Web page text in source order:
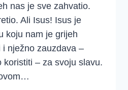
nas je sve zahvatio.
Ali Isus! Isus je
koju nam je grijeh
nježno zauzdava –
koristiti – za svoju slavu.